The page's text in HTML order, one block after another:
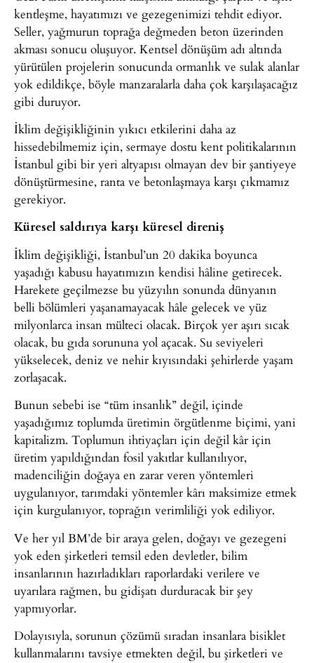
kentleşme, hayatımızı ve gezegenimizi tehdit ediyor.
Seller, yağmurun toprağa değmeden beton üzerinden
akması sonucu oluşuyor. Kentsel dönüşüm adı altında
yürütülen projelerin sonucunda ormanlık ve sulak alanlar
yok edildikçe, böyle manzaralarla daha çok karşılaşacağız
gibi duruyor.
İklim değişikliğinin yıkıcı etkilerini daha az
hissedebilmemiz için, sermaye dostu kent politikalarının
İstanbul gibi bir yeri altyapısı olmayan dev bir şantiyeye
dönüştürmesine, ranta ve betonlaşmaya karşı çıkmamız
gerekiyor.
Küresel saldırıya karşı küresel direniş
İklim değişikliği, İstanbul’un 20 dakika boyunca
yaşadığı kabusu hayatımızın kendisi hâline getirecek.
Harekete geçilmezse bu yüzyılın sonunda dünyanın
belli bölümleri yaşanamayacak hâle gelecek ve yüz
milyonlarca insan mülteci olacak. Birçok yer aşırı sıcak
olacak, bu gıda sorununa yol açacak. Su seviyeleri
yükselecek, deniz ve nehir kıyısındaki şehirlerde yaşam
zorlaşacak.
Bunun sebebi ise “tüm insanlık” değil, içinde
yaşadığımız toplumda üretimin örgütlenme biçimi, yani
kapitalizm. Toplumun ihtiyaçları için değil kâr için
üretim yapıldığından fosil yakıtlar kullanılıyor,
madenciliğin doğaya en zarar veren yöntemleri
uygulanıyor, tarımdaki yöntemler kârı maksimize etmek
için kurgulanıyor, toprağın verimliliği yok ediliyor.
Ve her yıl BM’de bir araya gelen, doğayı ve gezegeni
yok eden şirketleri temsil eden devletler, bilim
insanlarının hazırladıkları raporlardaki verilere ve
uyarılara rağmen, bu gidişatı durduracak bir şey
yapmıyorlar.
Dolayısıyla, sorunun çözümü sıradan insanlara bisiklet
kullanmalarını tavsiye etmekten değil, bu şirketleri ve